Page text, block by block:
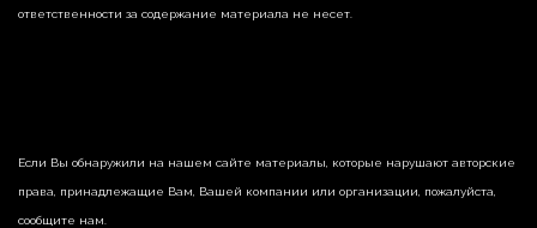
ответственности за содержание материала не несет.
Если Вы обнаружили на нашем сайте материалы, которые нарушают авторские
права, принадлежащие Вам, Вашей компании или организации, пожалуйста,
сообщите нам.